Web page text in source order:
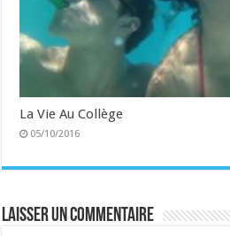
La Vie Au Collège
05/10/2016
Laisser un commentaire